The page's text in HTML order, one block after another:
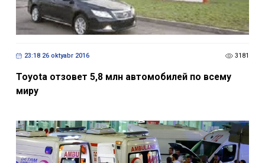
23:18 26 oktyabr 2016 3181
Toyota отзовет 5,8 млн автомобилей по всему
миру